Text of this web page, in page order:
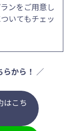
ンをご用意し
いてもチェッ
から！ ／
はこち